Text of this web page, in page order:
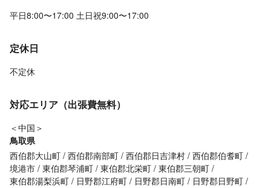
平日8:00〜17:00 土日祝9:00〜17:00
定休日
不定休
対応エリア（出張費無料）
＜中国＞
鳥取県
西伯郡大山町 西伯郡南部町 西伯郡日吉津村 西伯郡伯耆町
境港市 東伯郡琴浦町 東伯郡北栄町 東伯郡三朝町
東伯郡湯梨浜町
日野郡江府町 日野郡日南町
日野郡日野町